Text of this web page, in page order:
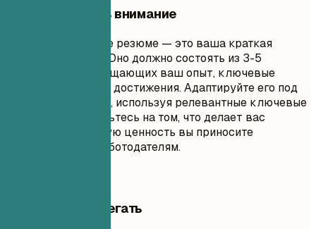
На что обратить внимание
Профессиональное резюме — это ваша краткая
самопрезентация. Оно должно состоять из 3-5
предложений, обобщающих ваш опыт, ключевые
навыки и основные достижения. Адаптируйте его под
описание вакансии, используя релевантные ключевые
слова. Сосредоточьтесь на том, что делает вас
уникальным, и какую ценность вы приносите
потенциальным работодателям.
Чего лучше избегать